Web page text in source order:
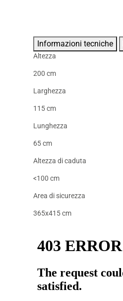
Informazioni tecniche
Altezza
200 cm
Larghezza
115 cm
Lunghezza
65 cm
Altezza di caduta
<100 cm
Area di sicurezza
365x415 cm